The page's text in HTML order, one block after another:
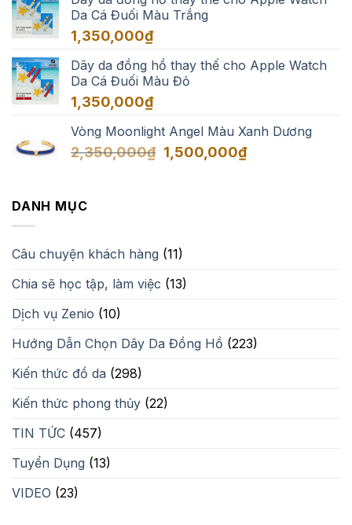
Da Cá Đuối Màu Trắng
1,350,000₫
Dây da đồng hồ thay thế cho Apple Watch
Da Cá Đuối Màu Đỏ
1,350,000₫
Vòng Moonlight Angel Màu Xanh Dương
2,350,000₫ Giá
1,500,000₫Giá
DANH MỤC
Câu chuyện khách hàng (11)
Chia sẽ học tập, làm việc (13)
Dịch vụ Zenio (10)
Hướng Dẫn Chọn Dây Da Đồng Hồ (223)
Kiến thức đồ da (298)
Kiến thức phong thủy (22)
TIN TỨC (457)
Tuyển Dụng (13)
VIDEO (23)